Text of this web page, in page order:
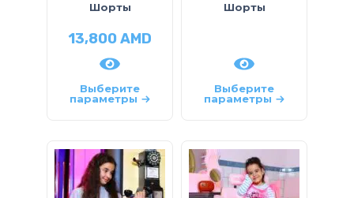
Шорты
13,800AMD
Выберите
параметры
Шорты
Выберите
параметры